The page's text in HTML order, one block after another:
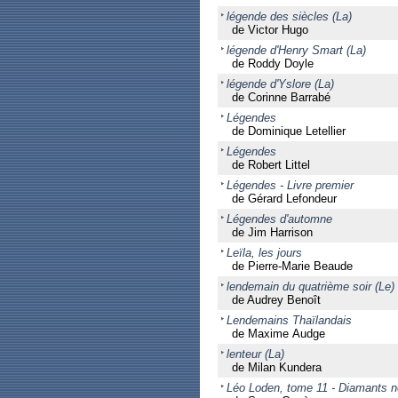
légende des siècles (La)
de Victor Hugo
légende d'Henry Smart (La)
de Roddy Doyle
légende d'Yslore (La)
de Corinne Barrabé
Légendes
de Dominique Letellier
Légendes
de Robert Littel
Légendes - Livre premier
de Gérard Lefondeur
Légendes d'automne
de Jim Harrison
Leïla, les jours
de Pierre-Marie Beaude
lendemain du quatrième soir (Le)
de Audrey Benoît
Lendemains Thaïlandais
de Maxime Audge
lenteur (La)
de Milan Kundera
Léo Loden, tome 11 - Diamants